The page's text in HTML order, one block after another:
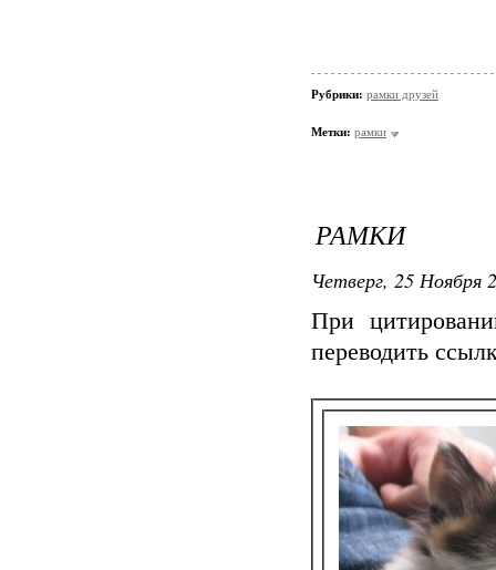
href="//
Рубрики: рамки друзей
Метки: рамки
РАМКИ
Четверг, 25 Ноября
При
переводить